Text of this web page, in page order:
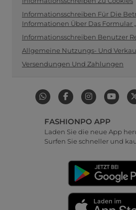
Informationsschreiben Für Die
Informationen Über Das Formular
Informationsschreiben Benutzer
Allgemeine Nutzungs- Und
Versendungen Und Zahlungen
FASHIONPO APP
Laden Sie die neue App
Surfen Sie schneller und